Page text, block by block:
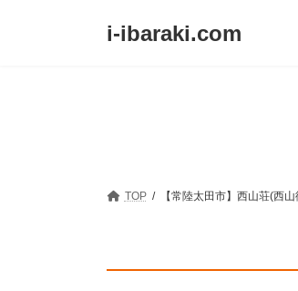
i-ibaraki.com
TOP 【常陸太田市】西山荘(西